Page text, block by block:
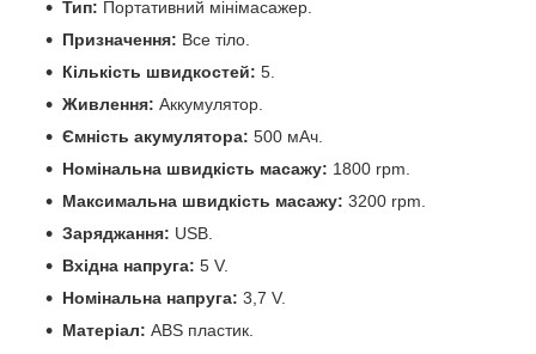
Тип: Портативний мінімасажер.
Призначення: Все тіло.
Кількість швидкостей: 5.
Живлення: Аккумулятор.
Ємність акумулятора: 500 мАч.
Номінальна швидкість масажу: 1800 rpm.
Максимальна швидкість масажу: 3200 rpm.
Заряджання: USB.
Вхідна напруга: 5 V.
Номінальна напруга: 3,7 V.
Матеріал: ABS пластик.